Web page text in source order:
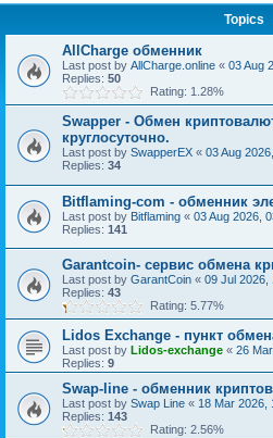
Topics
AllCharge обменник
Last post by AllCharge.online « 03 Aug
Replies: 50
Rating: 1.28%
Swapper - Обмен
круглосуточно.
Last post by SwapperEX « 03 Aug
Replies: 34
Bitflaming-com - обменник
Last post by Bitflaming « 03 Aug 2026,
Replies: 141
Garantcoin- сервис обмена
Last post by GarantCoin « 09 Jul 2026,
Replies: 43
Rating: 5.77%
Lidos Exchange - пункт
Last post by Lidos-exchange « 26
Replies: 9
Swap-line - обменник
Last post by Swap Line « 18 Mar 2026,
Replies: 143
Rating: 2.56%